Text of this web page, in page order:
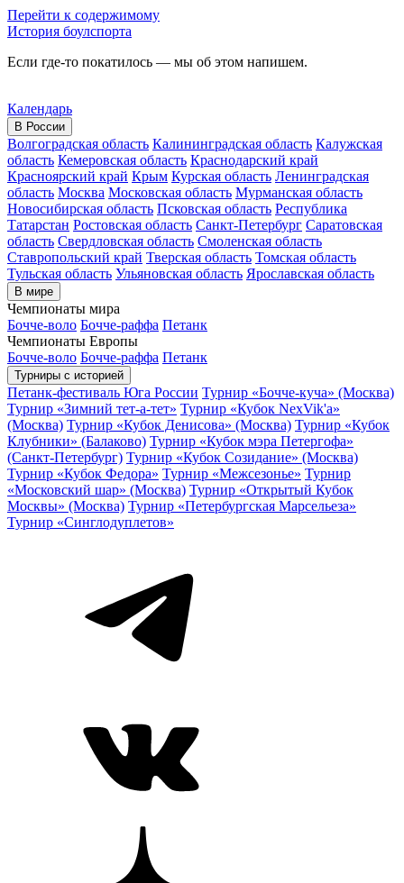
Перейти к содержимому
История боулспорта
Если где-то покатилось — мы об этом напишем.
Календарь
В России
Волгоградская область Калининградская область Калужская
область Кемеровская область Краснодарский край
Красноярский край Крым Курская область Ленинградская
область Москва Московская область Мурманская область
Новосибирская область Псковская область Республика
Татарстан Ростовская область Санкт-Петербург Саратовская
область Свердловская область Смоленская область
Ставропольский край Тверская область Томская область
Тульская область Ульяновская область Ярославская область
В мире
Чемпионаты мира
Бочче-воло Бочче-раффа Петанк
Чемпионаты Европы
Бочче-воло Бочче-раффа Петанк
Турниры с историей
Петанк-фестиваль Юга России Турнир «Бочче-куча» (Москва)
Турнир «Зимний тет-а-тет» Турнир «Кубок NexVik'a»
(Москва) Турнир «Кубок Денисова» (Москва) Турнир «Кубок
Клубники» (Балаково) Турнир «Кубок мэра Петергофа»
(Санкт-Петербург) Турнир «Кубок Созидание» (Москва)
Турнир «Кубок Федора» Турнир «Межсезонье» Турнир
«Московский шар» (Москва) Турнир «Открытый Кубок
Москвы» (Москва) Турнир «Петербургская Марсельеза»
Турнир «Синглодуплетов»